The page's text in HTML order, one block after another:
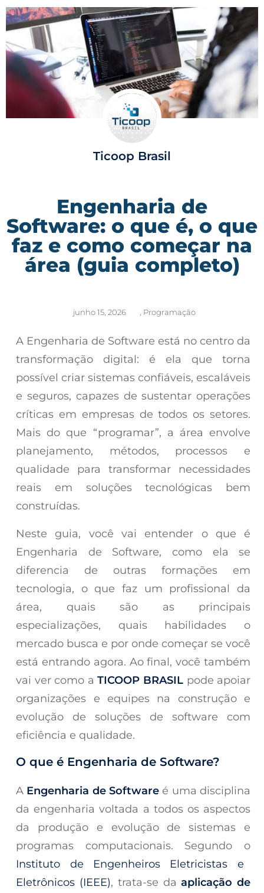
Ticoop Brasil
Engenharia de
Software: o que é, o que
faz e como começar na
área (guia completo)
junho 15, 2026 Programação
A Engenharia de Software está no centro da
transformação digital: é ela que torna
possível criar sistemas confiáveis, escaláveis
e seguros, capazes de sustentar operações
críticas em empresas de todos os setores.
Mais do que “programar”, a área envolve
planejamento, métodos, processos e
qualidade para transformar necessidades
reais em soluções tecnológicas bem
construídas.
Neste guia, você vai entender o que é
Engenharia de Software, como ela se
diferencia de outras formações em
tecnologia, o que faz um profissional da
área, quais são as principais
especializações, quais habilidades o
mercado busca e por onde começar se você
está entrando agora. Ao final, você também
vai ver como a TICOOP BRASIL pode apoiar
organizações e equipes na construção e
evolução de soluções de software com
eficiência e qualidade.
O que é Engenharia de Software?
A Engenharia de Software é uma disciplina
da engenharia voltada a todos os aspectos
da produção e evolução de sistemas e
programas computacionais. Segundo o
Instituto de Engenheiros Eletricistas e
Eletrônicos (IEEE), trata-se daaplicação de